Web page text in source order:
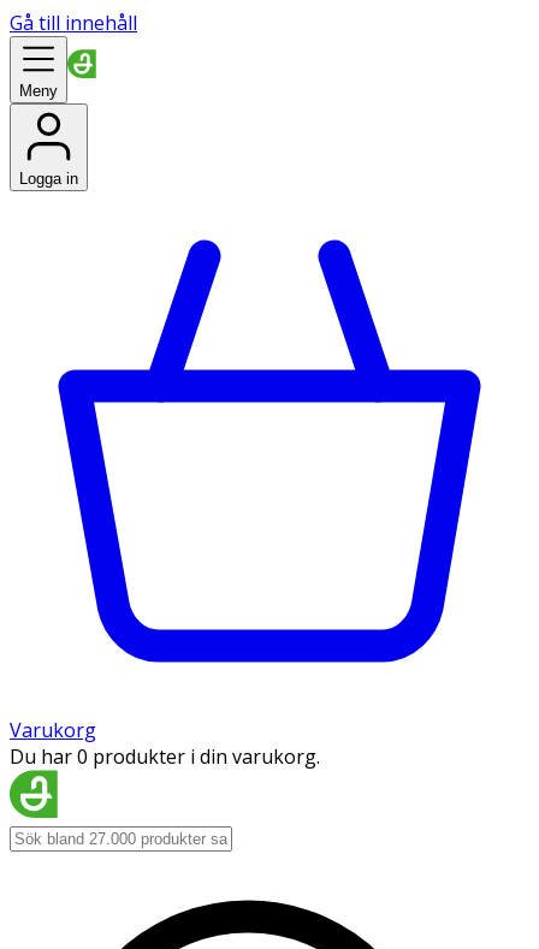
Gå till innehåll
Meny
Logga in
Varukorg
Du har 0 produkter i din varukorg.